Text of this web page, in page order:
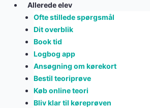
Allerede elev
Ofte stillede spørgsmål
Dit overblik
Book tid
Logbog app
Ansøgning om kørekort
Bestil teoriprøve
Køb online teori
Bliv klar til køreprøven